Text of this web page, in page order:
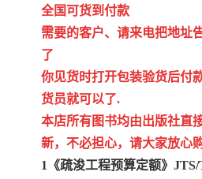
全国可货到付款
需要的客户、请来电把地址
了
你见货时打开包装验货后付
货员就可以了.
本店所有图书均由出版社直
新，不必担心，请大家放心
1《疏浚工程预算定额》JTS/